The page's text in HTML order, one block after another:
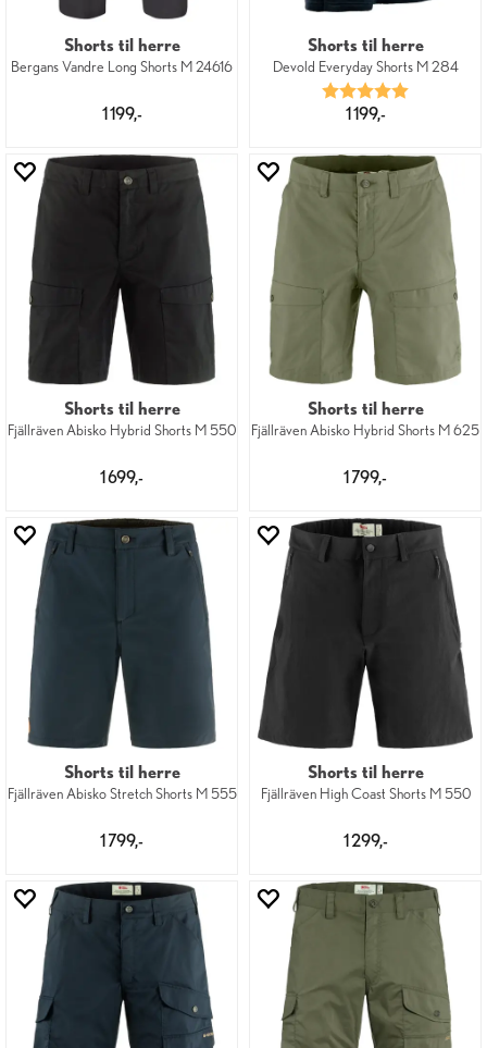
Shorts til herre
Bergans Vandre Long Shorts M 24616
1 199,-
Shorts til herre
Devold Everyday Shorts M 284
Karakter:
1 199,-
Shorts til herre
Fjällräven Abisko Hybrid Shorts M 550
1 699,-
Shorts til herre
Fjällräven Abisko Hybrid Shorts M 625
1 799,-
Shorts til herre
Fjällräven Abisko Stretch Shorts M 555
1 799,-
Shorts til herre
Fjällräven High Coast Shorts M 550
1 299,-